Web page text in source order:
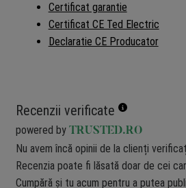
Certificat garantie
Certificat CE Ted Electric
Declaratie CE Producator
Recenzii verificate
powered by TRUSTED.RO
Nu avem încă opinii de la clienți
Recenzia poate fi lăsată doar de cei
Cumpără și tu acum pentru a putea